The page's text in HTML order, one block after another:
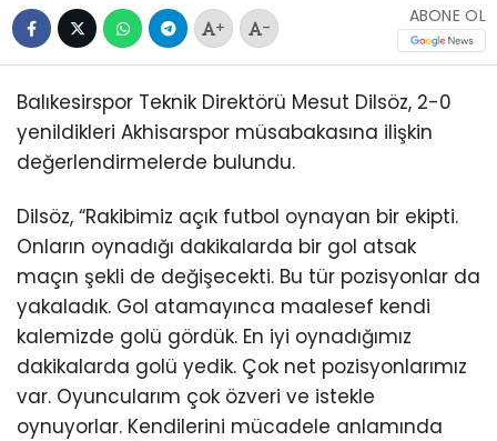
+ -
ABONE OL
Balıkesirspor Teknik Direktörü Mesut Dilsöz, 2-0
yenildikleri Akhisarspor müsabakasına ilişkin
değerlendirmelerde bulundu.
Dilsöz, “Rakibimiz açık futbol oynayan bir ekipti.
Onların oynadığı dakikalarda bir gol atsak
maçın şekli de değişecekti. Bu tür pozisyonlar da
yakaladık. Gol atamayınca maalesef kendi
kalemizde golü gördük. En iyi oynadığımız
dakikalarda golü yedik. Çok net pozisyonlarımız
var. Oyuncularım çok özveri ve istekle
oynuyorlar. Kendilerini mücadele anlamında